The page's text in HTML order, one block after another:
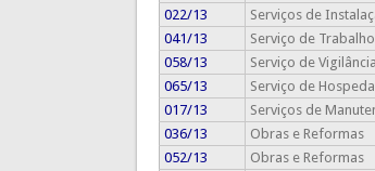
022/13
Serviços de
041/13
Serviço de
058/13
Serviço de Vigilância
065/13
Serviço de
017/13
Serviços de
036/13
Obras e Reformas
052/13
Obras e Reformas